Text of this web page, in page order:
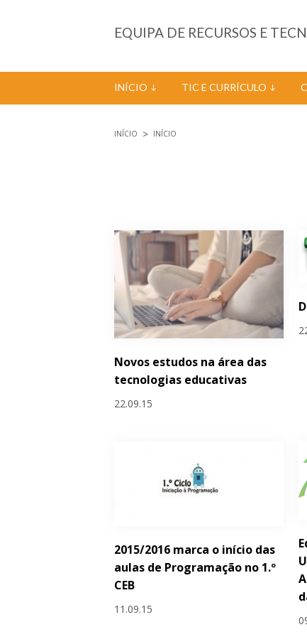
EQUIPA DE RECURSOS E
INÍCIO TIC E CURRÍCULO
INÍCIO INÍCIO
Novos estudos na área das
tecnologias educativas
22.09.15
2015/2016 marca o início das
aulas de Programação no 1.º
CEB
11.09.15
Páginas